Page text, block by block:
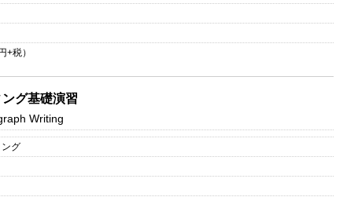
円+税）
グ基礎演習
Writing
グ